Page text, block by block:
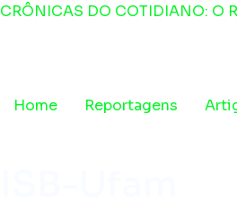
CRÔNICAS DO COTIDIANO: O
Home Reportagens